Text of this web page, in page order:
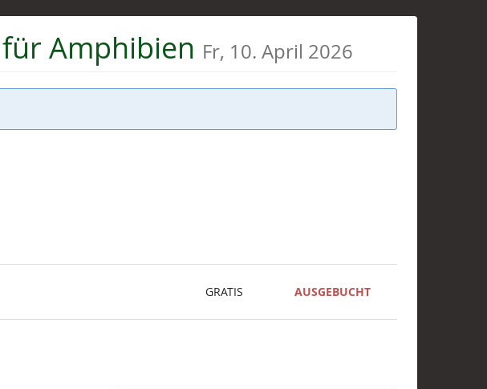
Amphibien Fr, 10. April 2026
GRATIS AUSGEBUCHT